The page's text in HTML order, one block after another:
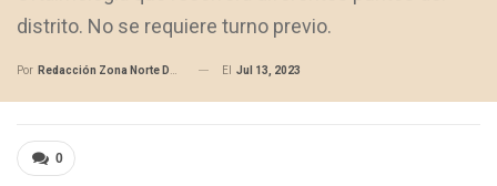
distrito. No se requiere turno previo.
Por Redacción Zona Norte Daily El Jul 13, 2023
0